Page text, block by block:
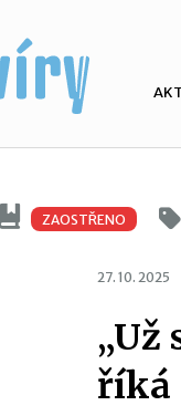
ZAOSTŘENO
27. 10. 2025
„Už
říká